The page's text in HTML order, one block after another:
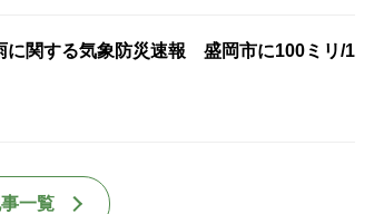
に関する気象防災速報 盛岡市に100ミリ/1
一覧